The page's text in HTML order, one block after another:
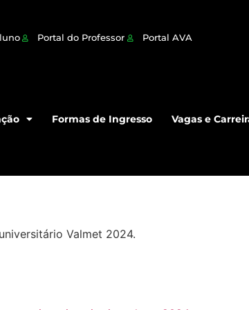
Portal do Professor Portal AVA
Formas de Ingresso Vagas e
Valmet 2024.